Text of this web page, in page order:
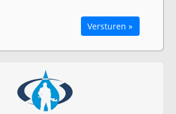
Versturen »